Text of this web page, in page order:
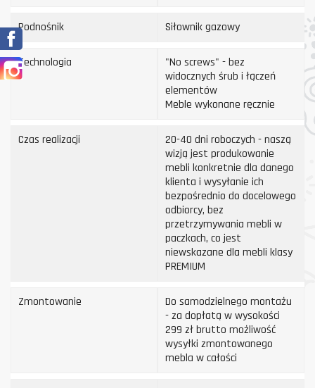
Podnośnik Siłownik gazowy
Technologia
"No screws" - bez
widocznych śrub i łączeń
elementów
Meble wykonane ręcznie
Czas realizacji
20-40 dni roboczych - naszą
wizją jest produkowanie
mebli konkretnie dla danego
klienta i wysyłanie ich
bezpośrednio do docelowego
odbiorcy, bez
przetrzymywania mebli w
paczkach, co jest
niewskazane dla mebli klasy
PREMIUM
Zmontowanie
Do samodzielnego montażu
- za dopłatą w wysokości
299 zł brutto możliwość
wysyłki zmontowanego
mebla w całości
Facebook
Instagram